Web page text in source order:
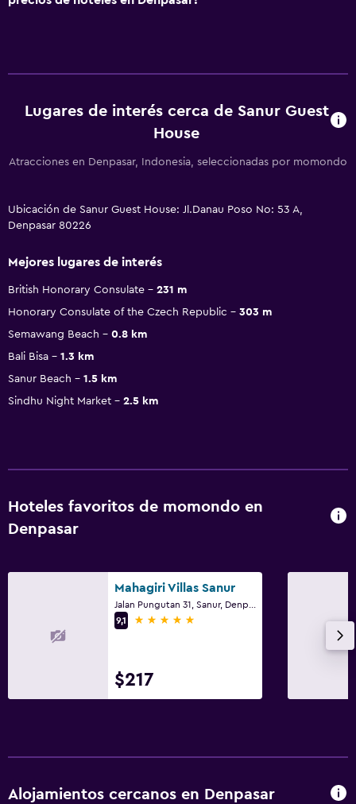
Lugares de interés cerca de Sanur Guest
House
Atracciones en Denpasar, Indonesia, seleccionadas por momondo
Ubicación de Sanur Guest House: Jl.Danau Poso No: 53 A,
Denpasar 80226
Mejores lugares de interés
British Honorary Consulate
231 m
Honorary Consulate of the Czech Republic
303 m
Semawang Beach
0.8 km
Bali Bisa
1.3 km
Sanur Beach
1.5 km
Sindhu Night Market
2.5 km
Hoteles favoritos de momondo en
Denpasar
Mahagiri Villas Sanur
9,1
5 estrellas
$217
Alojamientos cercanos en Denpasar